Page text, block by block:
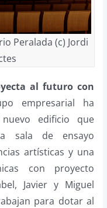
Peralada (c) Jordi
al futuro con
empresarial ha
edificio que
sala de ensayo
artísticas y una
con proyecto
Javier y Miguel
para dotar al